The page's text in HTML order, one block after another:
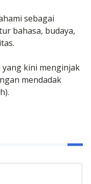
sebagai
bahasa, budaya,
yang kini menginjak
mendadak